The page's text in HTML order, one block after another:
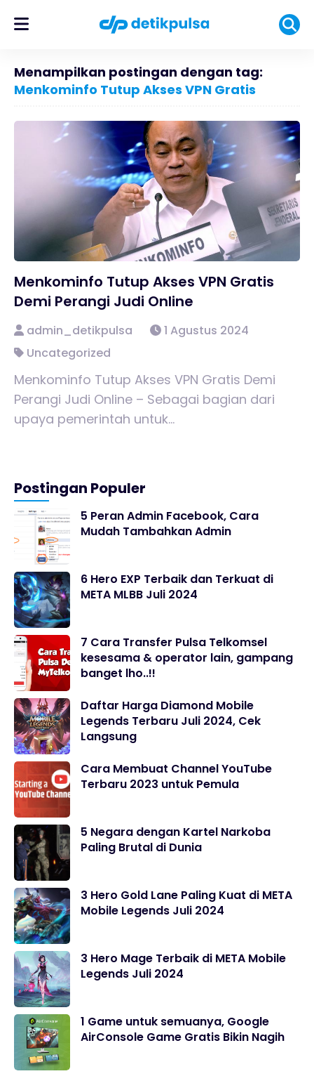
Menampilkan postingan dengan tag:
Menkominfo Tutup Akses VPN Gratis
Menkominfo Tutup Akses VPN Gratis
Demi Perangi Judi Online
admin_detikpulsa
1 Agustus 2024
Uncategorized
Menkominfo Tutup Akses VPN Gratis Demi
Perangi Judi Online – Sebagai bagian dari
upaya pemerintah untuk...
Postingan Populer
5 Peran Admin Facebook, Cara
Mudah Tambahkan Admin
6 Hero EXP Terbaik dan Terkuat di
META MLBB Juli 2024
7 Cara Transfer Pulsa Telkomsel
kesesama & operator lain, gampang
banget lho..!!
Daftar Harga Diamond Mobile
Legends Terbaru Juli 2024, Cek
Langsung
Cara Membuat Channel YouTube
Terbaru 2023 untuk Pemula
5 Negara dengan Kartel Narkoba
Paling Brutal di Dunia
3 Hero Gold Lane Paling Kuat di META
Mobile Legends Juli 2024
3 Hero Mage Terbaik di META Mobile
Legends Juli 2024
1 Game untuk semuanya, Google
AirConsole Game Gratis Bikin Nagih